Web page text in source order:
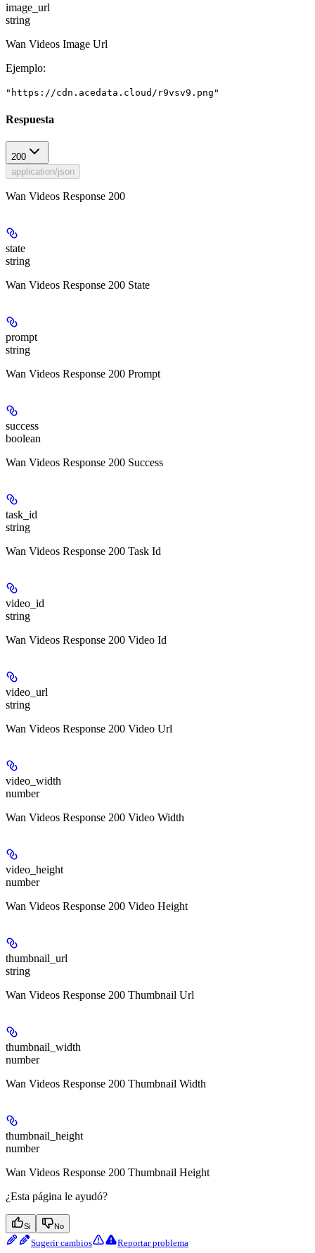
image_url
string
Wan Videos Image Url
Ejemplo:
"https://cdn.acedata.cloud/r9vsv9.png"
Respuesta
200
application/json
Wan Videos Response 200
state
string
Wan Videos Response 200 State
prompt
string
Wan Videos Response 200 Prompt
success
boolean
Wan Videos Response 200 Success
task_id
string
Wan Videos Response 200 Task Id
video_id
string
Wan Videos Response 200 Video Id
video_url
string
Wan Videos Response 200 Video Url
video_width
number
Wan Videos Response 200 Video Width
video_height
number
Wan Videos Response 200 Video Height
thumbnail_url
string
Wan Videos Response 200 Thumbnail Url
thumbnail_width
number
Wan Videos Response 200 Thumbnail Width
thumbnail_height
number
Wan Videos Response 200 Thumbnail Height
¿Esta página le ayudó?
Si No
Sugerir cambios Reportar problema